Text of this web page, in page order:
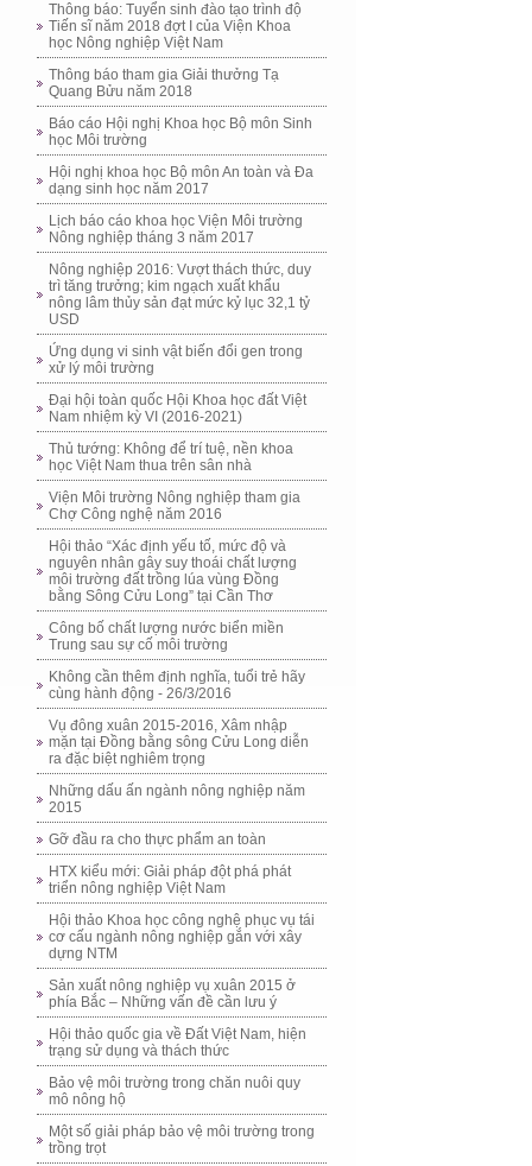
Thông báo: Tuyển sinh đào tạo trình độ
Tiến sĩ năm 2018 đợt I của Viện Khoa
học Nông nghiệp Việt Nam
Thông báo tham gia Giải thưởng Tạ
Quang Bửu năm 2018
Báo cáo Hội nghị Khoa học Bộ môn Sinh
học Môi trường
Hội nghị khoa học Bộ môn An toàn và Đa
dạng sinh học năm 2017
Lịch báo cáo khoa học Viện Môi trường
Nông nghiệp tháng 3 năm 2017
Nông nghiệp 2016: Vượt thách thức, duy
trì tăng trưởng; kim ngạch xuất khẩu
nông lâm thủy sản đạt mức kỷ lục 32,1 tỷ
USD
Ứng dụng vi sinh vật biến đổi gen trong
xử lý môi trường
Đại hội toàn quốc Hội Khoa học đất Việt
Nam nhiệm kỳ VI (2016-2021)
Thủ tướng: Không để trí tuệ, nền khoa
học Việt Nam thua trên sân nhà
Viện Môi trường Nông nghiệp tham gia
Chợ Công nghệ năm 2016
Hội thảo “Xác định yếu tố, mức độ và
nguyên nhân gây suy thoái chất lượng
môi trường đất trồng lúa vùng Đồng
bằng Sông Cửu Long” tại Cần Thơ
Công bố chất lượng nước biển miền
Trung sau sự cố môi trường
Không cần thêm định nghĩa, tuổi trẻ hãy
cùng hành động - 26/3/2016
Vụ đông xuân 2015-2016, Xâm nhập
mặn tại Đồng bằng sông Cửu Long diễn
ra đặc biệt nghiêm trọng
Những dấu ấn ngành nông nghiệp năm
2015
Gỡ đầu ra cho thực phẩm an toàn
HTX kiểu mới: Giải pháp đột phá phát
triển nông nghiệp Việt Nam
Hội thảo Khoa học công nghệ phục vụ tái
cơ cấu ngành nông nghiệp gắn với xây
dựng NTM
Sản xuất nông nghiệp vụ xuân 2015 ở
phía Bắc – Những vấn đề cần lưu ý
Hội thảo quốc gia về Đất Việt Nam, hiện
trạng sử dụng và thách thức
Bảo vệ môi trường trong chăn nuôi quy
mô nông hộ
Một số giải pháp bảo vệ môi trường trong
trồng trọt